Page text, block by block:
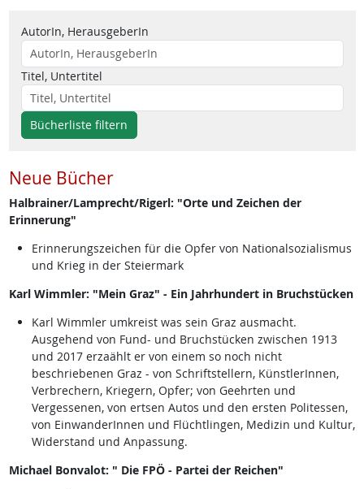
AutorIn, HerausgeberIn
Titel, Untertitel
Bücherliste filtern
Neue Bücher
Halbrainer/Lamprecht/Rigerl: "Orte und Zeichen der
Erinnerung"
Erinnerungszeichen für die Opfer von Nationalsozialismus
und Krieg in der Steiermark
Karl Wimmler: "Mein Graz" - Ein Jahrhundert in Bruchstücken
Karl Wimmler umkreist was sein Graz ausmacht.
Ausgehend von Fund- und Bruchstücken zwischen 1913
und 2017 erzaählt er von einem so noch nicht
beschriebenen Graz - von Schriftstellern, KünstlerInnen,
Verbrechern, Kriegern, Opfer; von Geehrten und
Vergessenen, von ertsen Autos und den ersten Politessen,
von EinwanderInnen und Flüchtlingen, Medizin und Kultur,
Widerstand und Anpassung.
Michael Bonvalot: " Die FPÖ - Partei der Reichen"